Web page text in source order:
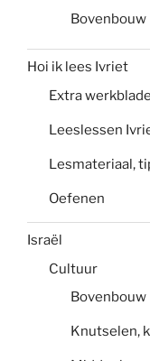
Bovenbouw
Hoi ik lees Ivriet
Extra
Leeslessen
Lesmateriaal,
Oefenen
Israël
Cultuur
Bovenbouw
Knutselen,